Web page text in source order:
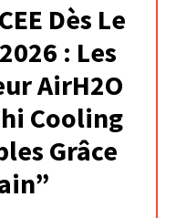
Dès Le
: Les
AirH2O
Cooling
Grâce